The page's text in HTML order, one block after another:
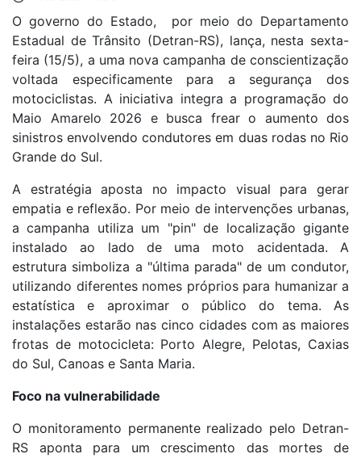
O governo do Estado, por meio do Departamento
Estadual de Trânsito (Detran-RS), lança, nesta sexta-
feira (15/5), a uma nova campanha de conscientização
voltada especificamente para a segurança dos
motociclistas. A iniciativa integra a programação do
Maio Amarelo 2026 e busca frear o aumento dos
sinistros envolvendo condutores em duas rodas no Rio
Grande do Sul.
A estratégia aposta no impacto visual para gerar
empatia e reflexão. Por meio de intervenções urbanas,
a campanha utiliza um "pin" de localização gigante
instalado ao lado de uma moto acidentada. A
estrutura simboliza a "última parada" de um condutor,
utilizando diferentes nomes próprios para humanizar a
estatística e aproximar o público do tema. As
instalações estarão nas cinco cidades com as maiores
frotas de motocicleta: Porto Alegre, Pelotas, Caxias
do Sul, Canoas e Santa Maria.
Foco na vulnerabilidade
O monitoramento permanente realizado pelo Detran-
RS aponta para um crescimento das mortes de